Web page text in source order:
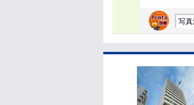
写